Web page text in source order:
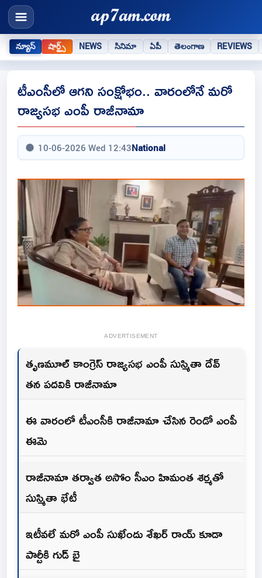
న్యూస్ షార్ట్స్ NEWS సినిమా ఏపీ తెలంగాణ REVIEWS
టీఎంసీలో ఆగని సంక్షోభం.. వారంలోనే మరో
రాజ్యసభ ఎంపీ రాజీనామా
10-06-2026 Wed 12:43National
ADVERTISEMENT
తృణమూల్ కాంగ్రెస్ రాజ్యసభ ఎంపీ సుస్మితా దేవ్
తన పదవికి రాజీనామా
ఈ వారంలో టీఎంసీకి రాజీనామా చేసిన రెండో ఎంపీ
ఈమె
రాజీనామా తర్వాత అసోం సీఎం హిమంత శర్మతో
సుస్మితా భేటీ
ఇటీవ‌లే మరో ఎంపీ సుఖేందు శేఖర్ రాయ్ కూడా
పార్టీకి గుడ్ బై